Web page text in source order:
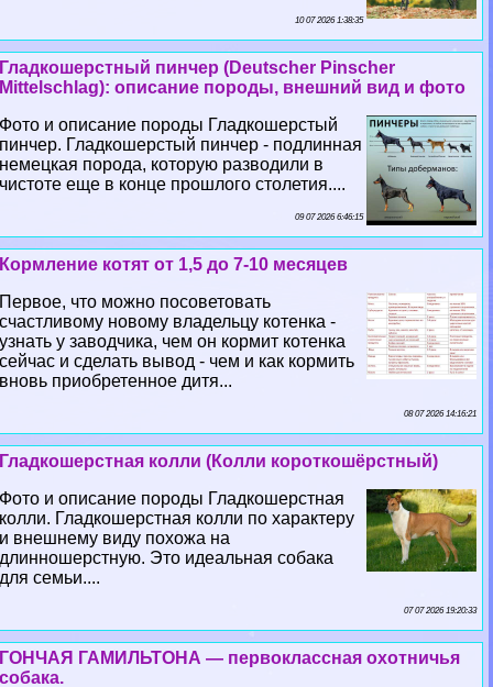
10 07 2026 1:38:35
Гладкошерстный пинчер (Deutscher Pinscher
Mittelschlag): описание породы, внешний вид и фото
Фото и описание породы Гладкошерстый
пинчер. Гладкошерстый пинчер - подлинная
немецкая порода, которую разводили в
чистоте еще в конце прошлого столетия....
09 07 2026 6:46:15
Кормление котят от 1,5 до 7-10 месяцев
Первое, что можно посоветовать
счастливому новому владельцу котенка -
узнать у заводчика, чем он кормит котенка
сейчас и сделать вывод - чем и как кормить
вновь приобретенное дитя...
08 07 2026 14:16:21
Гладкошерстная колли (Колли короткошёрстный)
Фото и описание породы Гладкошерстная
колли. Гладкошерстная колли по хаpaктеру
и внешнему виду похожа на
длинношерстную. Это идеальная собака
для семьи....
07 07 2026 19:20:33
ГОНЧАЯ ГАМИЛЬТОНА — первоклассная охотничья
собака.